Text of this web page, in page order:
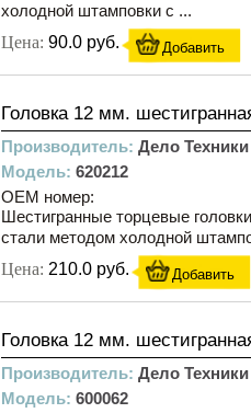
холодной штамповки с ...
Цена: 90.0 руб. Добавить
Головка 12 мм.
Производитель: Дело Техники
Модель: 620212
OEM номер:
Шестигранные торцевые
стали методом холодной
Цена: 210.0 руб. Добавить
Головка 12 мм.
Производитель: Дело Техники
Модель: 600062